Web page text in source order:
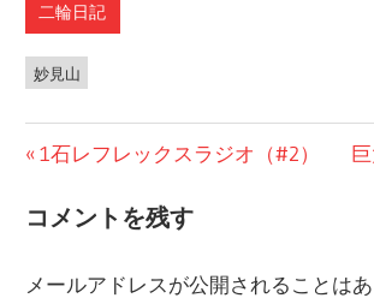
二輪日記
妙見山
稿
ナ
前
投
1石レフレックスラジオ（#2）
次
コメントを残す
メールアドレスが公開されることはあ